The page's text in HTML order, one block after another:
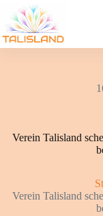
Inhalt
springen
Verein Talisland
Verein Talisland